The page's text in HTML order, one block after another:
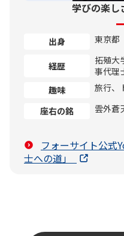
学びの楽し
出身 東京都
経歴
拓殖大
事代理
趣味
旅行、
座右の銘
雲外蒼
フォーサイト公式
士への道」